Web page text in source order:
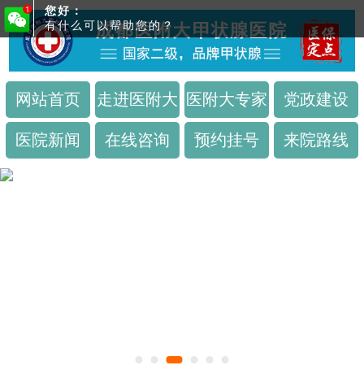
网站首页 走进医附大 医附大专家 党政建设
医院新闻 在线咨询 预约挂号 来院路线
您好：
有什么可以帮助您的？